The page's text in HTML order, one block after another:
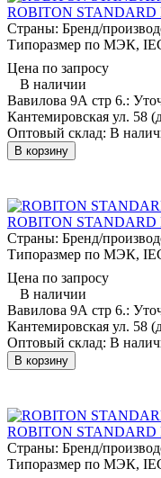
ROBITON STANDARD
Страны: Бренд/
Типоразмер по МЭК,
Цена по запросу
В наличии
Вавилова 9А стр 6.:
Кантемировская ул. 58
Оптовый склад: В
В корзину
ROBITON STANDARD
Страны: Бренд/
Типоразмер по МЭК,
Цена по запросу
В наличии
Вавилова 9А стр 6.:
Кантемировская ул. 58
Оптовый склад: В
В корзину
ROBITON STANDARD
Страны: Бренд/
Типоразмер по МЭК,